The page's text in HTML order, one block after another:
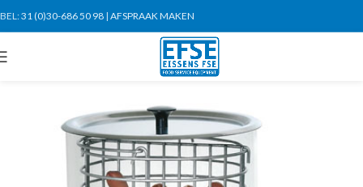
BEL:31 (0)30-686 50 98 | AFSPRAAK MAKEN